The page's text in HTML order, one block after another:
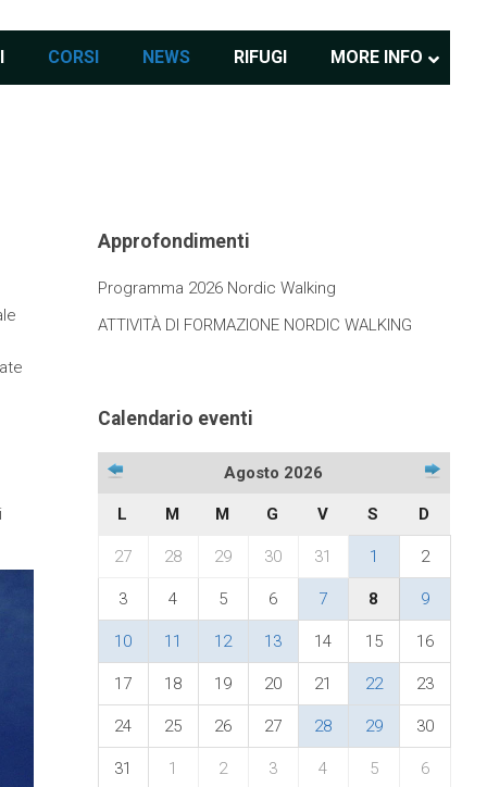
CORSI NEWS RIFUGI MORE INFO
Approfondimenti
Programma 2026 Nordic Walking
ATTIVITÀ DI FORMAZIONE NORDIC WALKING
Calendario eventi
Agosto 2026
L M M G V S D
27 28 29 30 31 1 2
3 4 5 6 7 8 9
10 11 12 13 14 15 16
17 18 19 20 21 22 23
24 25 26 27 28 29 30
31 1 2 3 4 5 6